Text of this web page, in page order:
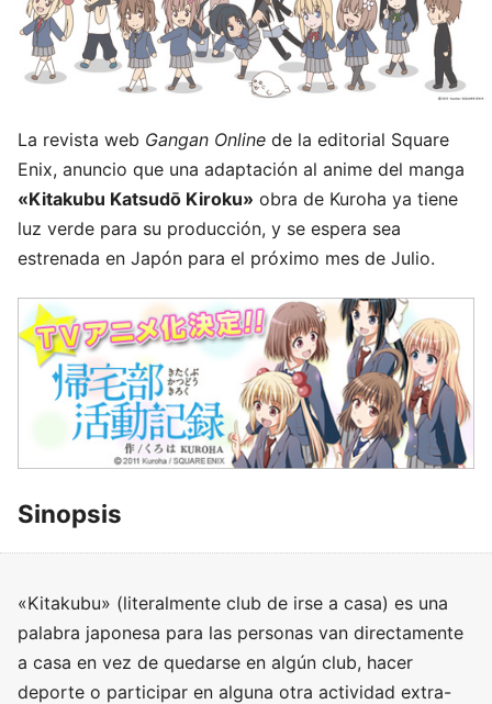
La revista web Gangan Online de la editorial Square
Enix, anuncio que una adaptación al anime del manga
«Kitakubu Katsudō Kiroku» obra de Kuroha ya tiene
luz verde para su producción, y se espera sea
estrenada en Japón para el próximo mes de Julio.
Sinopsis
«Kitakubu» (literalmente club de irse a casa) es una
palabra japonesa para las personas van directamente
a casa en vez de quedarse en algún club, hacer
deporte o participar en alguna otra actividad extra-